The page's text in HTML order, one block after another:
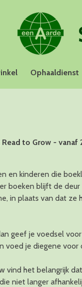
Ophaaldienst
to Grow - vanaf
en kinderen die
boeken blijft de
in plaats van dat
geef je voedsel
voed je diegene
vind het belangrijk
niet langer